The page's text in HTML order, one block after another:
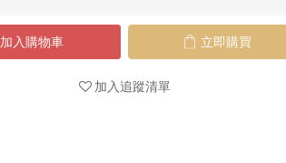
加入購物車 立即購買
加入追蹤清單